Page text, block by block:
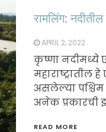
रामलिंग:
APRIL 2, 2022
कृष्णा नदीमध्ये
असलेल्या पश्चिम
अनेक प्रकारची
READ MORE